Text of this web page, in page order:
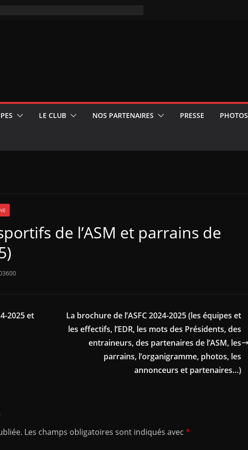
LE CLUB NOS PARTENAIRES PRESSE PHOTOS
de l’ASM et parrains de
2025 et
La brochure de l’ASFC 2024-2025 (les équipes et
les effectifs, l’EDR, les mots des Présidents, des
entraineurs, des partenaires de l’ASM, les
parrains, l’organigramme, photos, les
annonceurs et partenaires…)
Les champs obligatoires sont indiqués avec *